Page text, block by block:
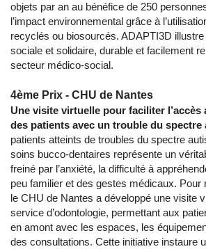
objets par an au bénéfice de 250
l’impact environnemental grâce à
recyclés ou biosourcés. ADAPTI3D
sociale et solidaire, durable et facilement
secteur médico‑social.
4ème Prix - CHU de Nantes
Une visite virtuelle pour faciliter l’accès
des patients avec un trouble du spectre
patients atteints de troubles du spectre
soins bucco‑dentaires représente un
freiné par l’anxiété, la difficulté à
peu familier et des gestes médicaux. Pour
le CHU de Nantes a développé une visite
service d’odontologie, permettant aux
en amont avec les espaces, les
des consultations. Cette initiative instaure